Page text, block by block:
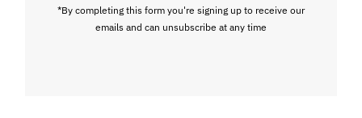
*By completing this form you're signing up to receive our
emails and can unsubscribe at any time